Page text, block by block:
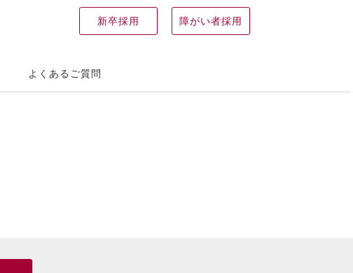
新卒採用 障がい者採用
よくあるご質問